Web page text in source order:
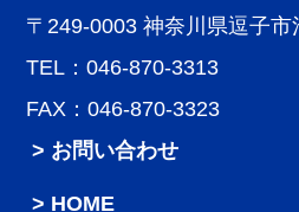
〒249-0003 神奈川県逗子市
TEL：046-870-3313
FAX：046-870-3323
> お問い合わせ
HOME